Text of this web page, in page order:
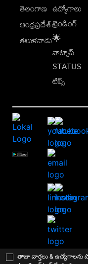
తాజా వార్తలు & ఉద్యోగాలను
తెలంగాణ
ఆంధ్రప్రదేశ్
తమిళనాడు
ఉద్యోగాలు
ట్రెండింగ్
🌟
వాట్సాప్
STATUS
టిప్స్